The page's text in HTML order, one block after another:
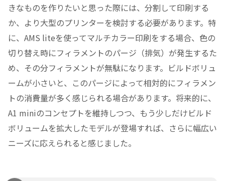
きなものを作りたいと思った際には、分割して印刷する
か、より大型のプリンターを検討する必要があります。特
に、AMS liteを使ってマルチカラー印刷をする場合、色の
切り替え時にフィラメントのパージ（排気）が発生するた
め、その分フィラメントが無駄になります。ビルドボリュ
ームが小さいと、このパージによって相対的にフィラメン
トの消費量が多く感じられる場合があります。将来的に、
A1 miniのコンセプトを維持しつつ、もう少しだけビルド
ボリュームを拡大したモデルが登場すれば、さらに幅広い
ニーズに応えられると感じました。